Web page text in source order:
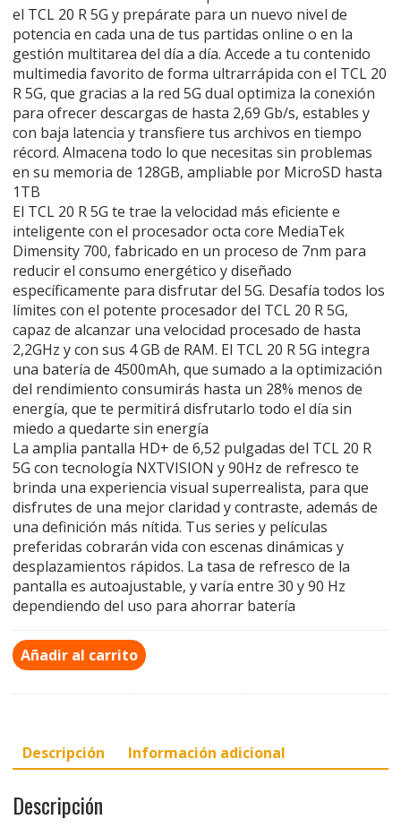
el TCL 20 R 5G y prepárate para un nuevo nivel de
potencia en cada una de tus partidas online o en la
gestión multitarea del día a día. Accede a tu contenido
multimedia favorito de forma ultrarrápida con el TCL 20
R 5G, que gracias a la red 5G dual optimiza la conexión
para ofrecer descargas de hasta 2,69 Gb/s, estables y
con baja latencia y transfiere tus archivos en tiempo
récord. Almacena todo lo que necesitas sin problemas
en su memoria de 128GB, ampliable por MicroSD hasta
1TB
El TCL 20 R 5G te trae la velocidad más eficiente e
inteligente con el procesador octa core MediaTek
Dimensity 700, fabricado en un proceso de 7nm para
reducir el consumo energético y diseñado
específicamente para disfrutar del 5G. Desafía todos los
límites con el potente procesador del TCL 20 R 5G,
capaz de alcanzar una velocidad procesado de hasta
2,2GHz y con sus 4 GB de RAM. El TCL 20 R 5G integra
una batería de 4500mAh, que sumado a la optimización
del rendimiento consumirás hasta un 28% menos de
energía, que te permitirá disfrutarlo todo el día sin
miedo a quedarte sin energía
La amplia pantalla HD+ de 6,52 pulgadas del TCL 20 R
5G con tecnología NXTVISION y 90Hz de refresco te
brinda una experiencia visual superrealista, para que
disfrutes de una mejor claridad y contraste, además de
una definición más nítida. Tus series y películas
preferidas cobrarán vida con escenas dinámicas y
desplazamientos rápidos. La tasa de refresco de la
pantalla es autoajustable, y varía entre 30 y 90 Hz
dependiendo del uso para ahorrar batería
Añadir al carrito
Descripción Información adicional
Descripción